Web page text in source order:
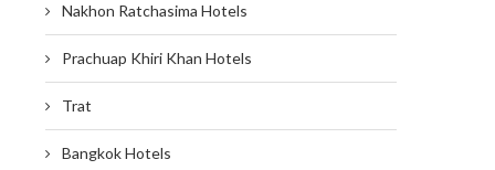
Nakhon Ratchasima Hotels
Prachuap Khiri Khan Hotels
Trat
Bangkok Hotels